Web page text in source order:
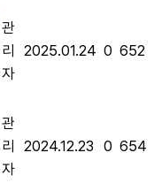
관
리
자
2025.01.24 0 652
관
리
자
2024.12.23 0 654